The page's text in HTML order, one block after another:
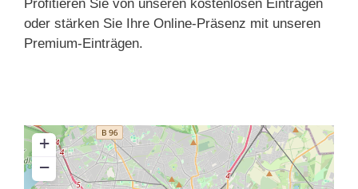
Profitieren Sie von unseren kostenlosen Einträgen
oder stärken Sie Ihre Online-Präsenz mit unseren
Premium-Einträgen.
+
−